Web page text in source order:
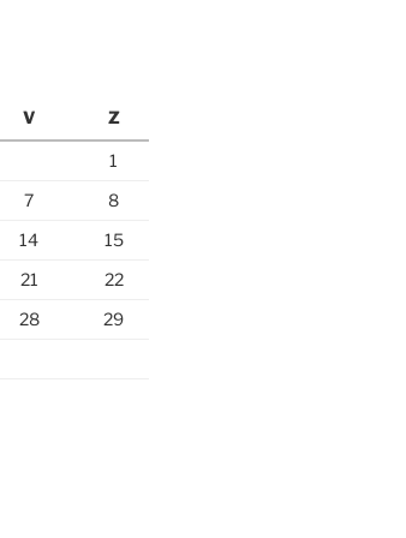
V Z
1
7
8
14
15
21
22
28
29